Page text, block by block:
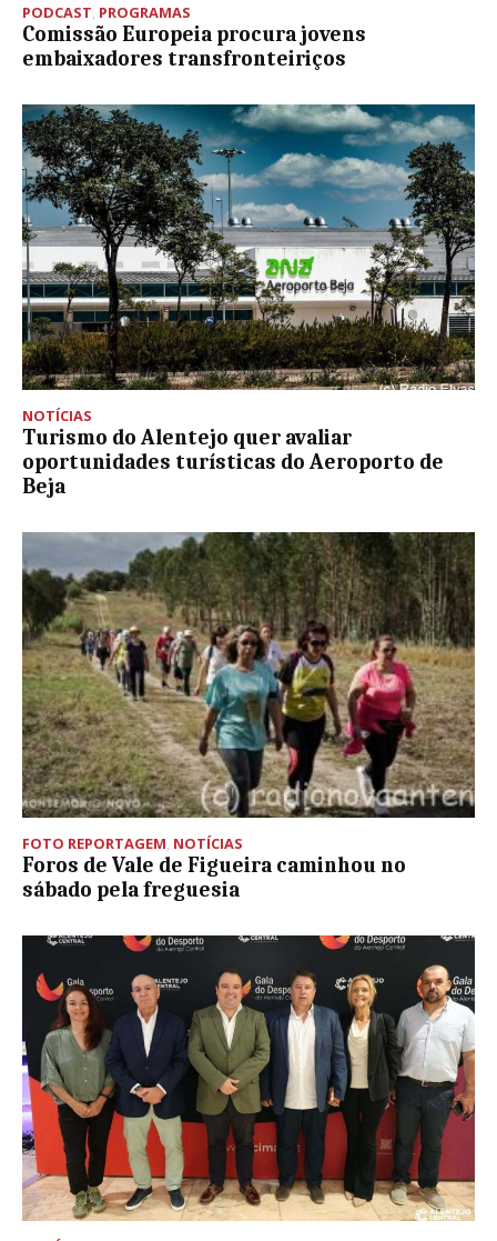
PODCAST PROGRAMAS
Comissão Europeia procura jovens
embaixadores transfronteiriços
NOTÍCIAS
Turismo do Alentejo quer avaliar
oportunidades turísticas do Aeroporto de
Beja
FOTO REPORTAGEM NOTÍCIAS
Foros de Vale de Figueira caminhou no
sábado pela freguesia